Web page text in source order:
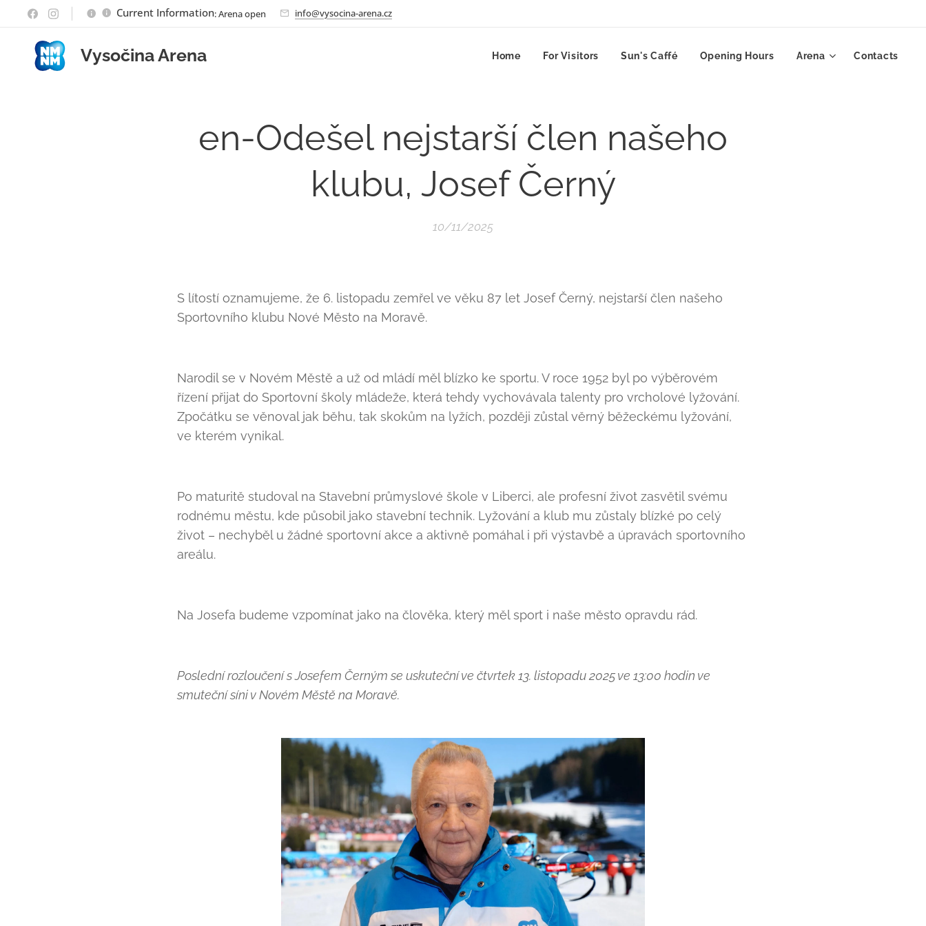
Current Information: Arena open info@vysocina-arena.cz
Vysočina Arena Home For Visitors Sun's Caffé Opening Hours Arena Contacts
en-Odešel nejstarší člen našeho
klubu, Josef Černý
10/11/2025
S lítostí oznamujeme, že 6. listopadu zemřel ve věku 87 let Josef Černý, nejstarší člen našeho
Sportovního klubu Nové Město na Moravě.
Narodil se v Novém Městě a už od mládí měl blízko ke sportu. V roce 1952 byl po výběrovém
řízení přijat do Sportovní školy mládeže, která tehdy vychovávala talenty pro vrcholové lyžování.
Zpočátku se věnoval jak běhu, tak skokům na lyžích, později zůstal věrný běžeckému lyžování,
ve kterém vynikal.
Po maturitě studoval na Stavební průmyslové škole v Liberci, ale profesní život zasvětil svému
rodnému městu, kde působil jako stavební technik. Lyžování a klub mu zůstaly blízké po celý
život – nechyběl u žádné sportovní akce a aktivně pomáhal i při výstavbě a úpravách sportovního
areálu.
Na Josefa budeme vzpomínat jako na člověka, který měl sport i naše město opravdu rád.
Poslední rozloučení s Josefem Černým se uskuteční ve čtvrtek 13. listopadu 2025 ve 13:00 hodin ve
smuteční síni v Novém Městě na Moravě.